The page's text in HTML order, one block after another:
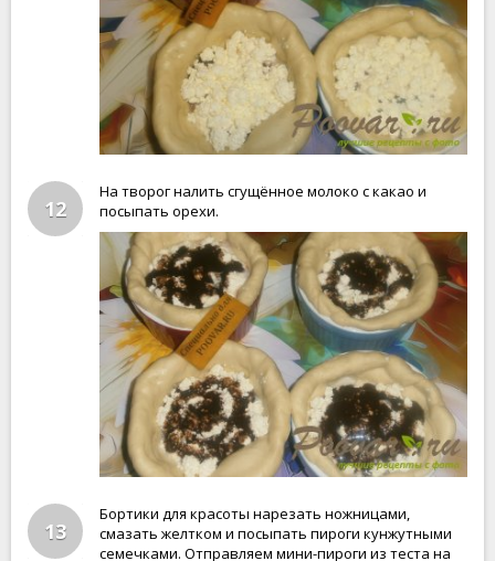
12
На творог налить сгущённое молоко с какао и
посыпать орехи.
13
Бортики для красоты нарезать ножницами,
смазать желтком и посыпать пироги кунжутными
семечками. Отправляем мини-пироги из теста на